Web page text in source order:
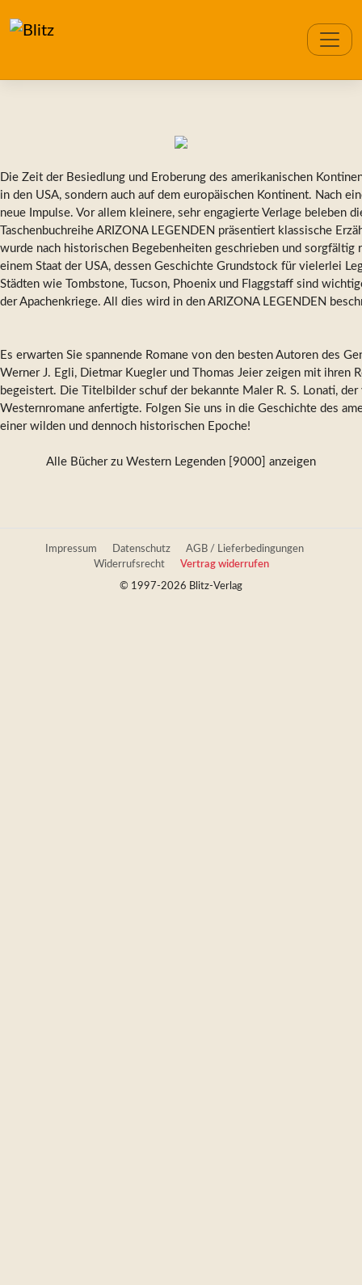
Die Zeit der Besiedlung und Eroberung des amerikanischen
in den USA, sondern auch auf dem europäischen Kontinent. Nach
neue Impulse. Vor allem kleinere, sehr engagierte Verlage beleben
Taschenbuchreihe ARIZONA LEGENDEN präsentiert klassische
wurde nach historischen Begebenheiten geschrieben und
einem Staat der USA, dessen Geschichte Grundstock für vielerlei
Städten wie Tombstone, Tucson, Phoenix und Flaggstaff sind
der Apachenkriege. All dies wird in den ARIZONA LEGENDEN
Es erwarten Sie spannende Romane von den besten Autoren des
Werner J. Egli, Dietmar Kuegler und Thomas Jeier zeigen mit ihren
begeistert. Die Titelbilder schuf der bekannte Maler R. S. Lonati,
Westernromane anfertigte. Folgen Sie uns in die Geschichte des
einer wilden und dennoch historischen Epoche!
Alle Bücher zu Western Legenden [9000] anzeigen
Impressum Datenschutz
AGB / Lieferbedingungen
Widerrufsrecht
Vertrag widerrufen
© 1997-2026 Blitz-Verlag